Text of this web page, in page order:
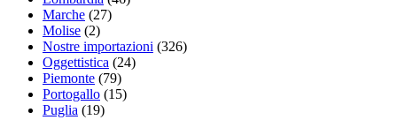
Marche (27)
Molise (2)
Nostre importazioni (326)
Oggettistica (24)
Piemonte (79)
Portogallo (15)
Puglia (19)